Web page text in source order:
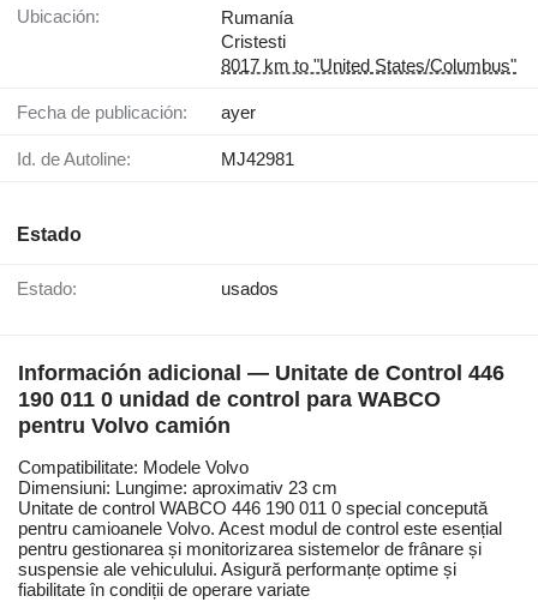
Ubicación:
Rumanía
Cristesti
8017 km to "United States/Columbus"
Fecha de publicación: ayer
Id. de Autoline: MJ42981
Estado
Estado: usados
Información adicional — Unitate de Control 446
190 011 0 unidad de control para WABCO
pentru Volvo camión
Compatibilitate: Modele Volvo
Dimensiuni: Lungime: aproximativ 23 cm
Unitate de control WABCO 446 190 011 0 special concepută
pentru camioanele Volvo. Acest modul de control este esențial
pentru gestionarea și monitorizarea sistemelor de frânare și
suspensie ale vehiculului. Asigură performanțe optime și
fiabilitate în condiții de operare variate